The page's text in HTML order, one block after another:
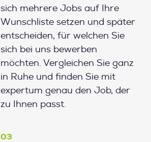
sich mehrere Jobs auf Ihre
Wunschliste setzen und später
entscheiden, für welchen Sie
sich bei uns bewerben
möchten. Vergleichen Sie ganz
in Ruhe und finden Sie mit
expertum genau den Job, der
zu Ihnen passt.
03